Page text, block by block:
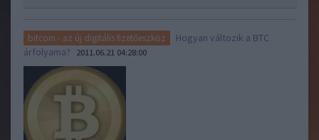
bitcoin - az új digitális fizetőeszköz
Hogyan változik a BTC
árfolyama?
2011.06.21 04:28:00